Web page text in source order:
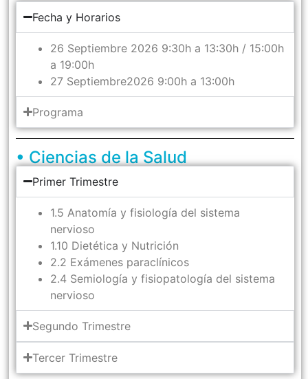
Fecha y Horarios
26 Septiembre 2026 9:30h a 13:30h / 15:00h
a 19:00h
27 Septiembre2026 9:00h a 13:00h
Programa
• Ciencias de la Salud
Primer Trimestre
1.5 Anatomía y fisiología del sistema
nervioso
1.10 Dietética y Nutrición
2.2 Exámenes paraclínicos
2.4 Semiología y fisiopatología del sistema
nervioso
Segundo Trimestre
Tercer Trimestre